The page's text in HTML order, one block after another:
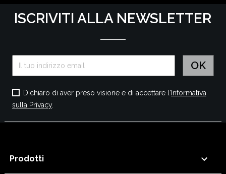
ISCRIVITI ALLA NEWSLETTER
Dichiaro di aver preso visione e di accettare l' Informativa
sulla Privacy.
Prodotti 